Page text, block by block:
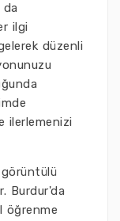
da
ilgi
düzenli
ilerlemenizi
Burdur'da
öğrenme